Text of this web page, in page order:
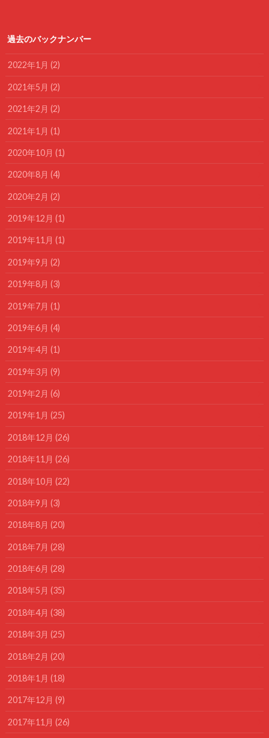
過去のバックナンバー
2022年1月 (2)
2021年5月 (2)
2021年2月 (2)
2021年1月 (1)
2020年10月 (1)
2020年8月 (4)
2020年2月 (2)
2019年12月 (1)
2019年11月 (1)
2019年9月 (2)
2019年8月 (3)
2019年7月 (1)
2019年6月 (4)
2019年4月 (1)
2019年3月 (9)
2019年2月 (6)
2019年1月 (25)
2018年12月 (26)
2018年11月 (26)
2018年10月 (22)
2018年9月 (3)
2018年8月 (20)
2018年7月 (28)
2018年6月 (28)
2018年5月 (35)
2018年4月 (38)
2018年3月 (25)
2018年2月 (20)
2018年1月 (18)
2017年12月 (9)
2017年11月 (26)